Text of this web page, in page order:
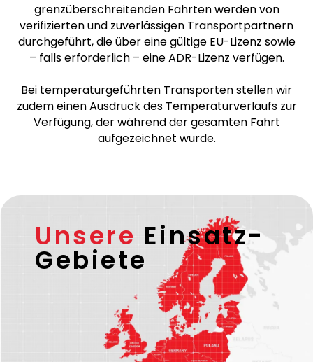
grenzüberschreitenden Fahrten werden von
verifizierten und zuverlässigen Transportpartnern
durchgeführt, die über eine gültige EU-Lizenz sowie
– falls erforderlich – eine ADR-Lizenz verfügen.
Bei temperaturgeführten Transporten stellen wir
zudem einen Ausdruck des Temperaturverlaufs zur
Verfügung, der während der gesamten Fahrt
aufgezeichnet wurde.
Unsere Einsatz-
Gebiete